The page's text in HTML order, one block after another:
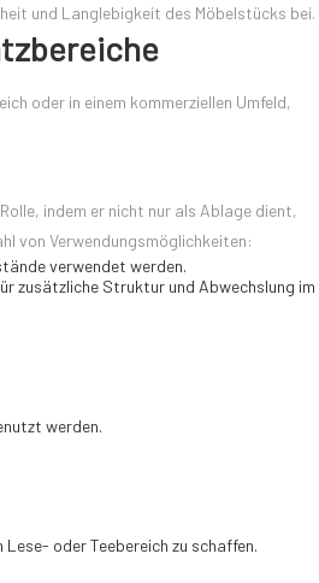
und Langlebigkeit des Möbelstücks bei.
oder in einem kommerziellen Umfeld,
indem er nicht nur als Ablage dient,
von Verwendungsmöglichkeiten:
verwendet werden.
zusätzliche Struktur und Abwechslung im
werden.
oder Teebereich zu schaffen.